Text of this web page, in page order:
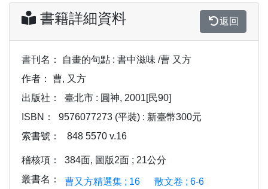
書籍詳細資料 返回
書刊名：
自畫的句點 : 書中滋味 /曹 又方
作者：
曹, 又方
出版社：
臺北市 : 圓神, 2001[民90]
ISBN：
9576077273 (平裝) : 新臺幣300元
索書號：
848 5570 v.16
稽核項：
384面, 圖版2面 ; 21公分
叢書名：
曹又方精選集 ; 16
散文卷 ; 6-6